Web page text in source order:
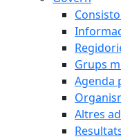
Grups
Agenda
Altres